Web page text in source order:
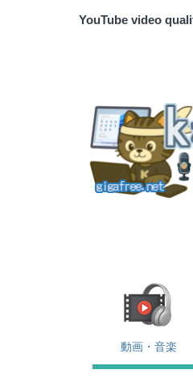
YouTube video
動画・音楽